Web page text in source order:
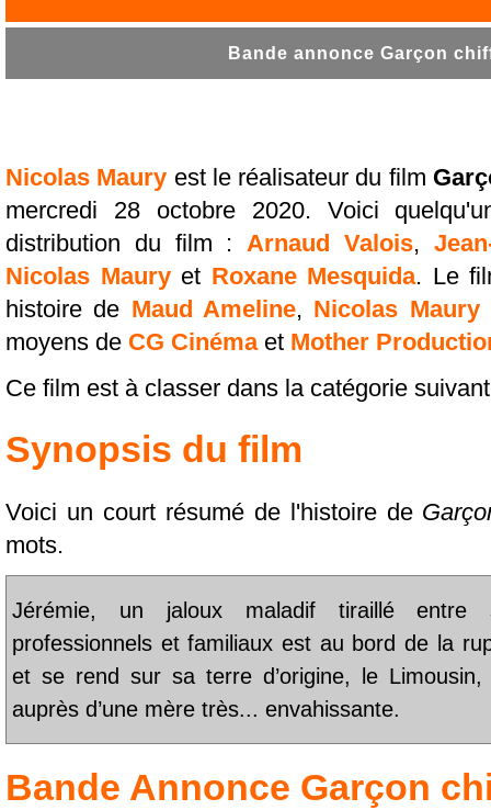
Bande annonce Garçon
Nicolas Maury est le réalisateur du film
mercredi 28 octobre 2020. Voici
distribution du film :Arnaud Valois,
Nicolas Mauryet Roxane Mesquida. Le
histoire de Maud Ameline, Nicolas Maury
moyens de CG Cinémaet Mother
Ce film est à classer dans la catégorie
Synopsis du film
Voici un court résumé de l'histoire de
mots.
Jérémie, un jaloux maladif tiraillé entre
professionnels et familiaux est au bord de la
et se rend sur sa terre d’origine, le
auprès d’une mère très... envahissante.
Bande Annonce Garçon